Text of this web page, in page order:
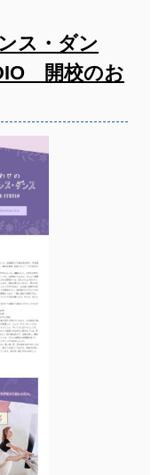
ス・ダン
開校のお